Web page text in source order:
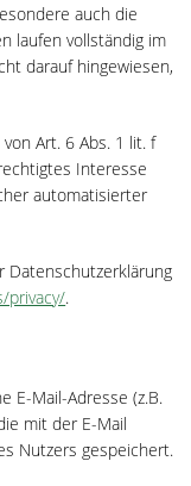
auch die
laufen vollständig im
darauf hingewiesen,
Art. 6 Abs. 1 lit. f
Interesse
automatisierter
Datenschutzerklärung
privacy/.
E-Mail-Adresse (z.B.
mit der E-Mail
Nutzers gespeichert.